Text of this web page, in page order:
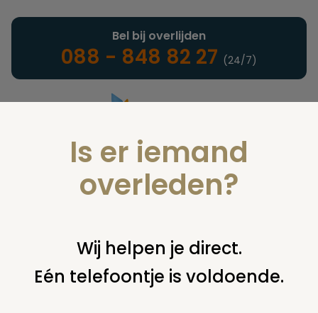
Landelijke uitvaartonderneming
Bel bij overlijden
088 - 848 82 27 (24/7)
U bent hier: home nieuws & agenda nieuws eerste
proefaquamaties bij pontes positief verlopen
Is er iemand
overleden?
Wij helpen je direct.
Eén telefoontje is voldoende.